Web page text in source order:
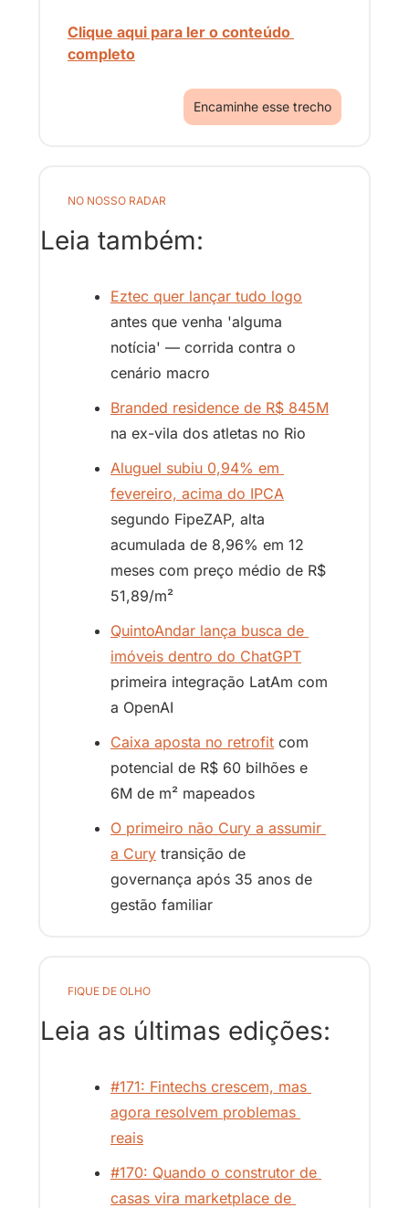
Clique aqui para ler o conteúdo
completo
Encaminhe esse trecho
NO NOSSO RADAR
Leia também:
Eztec quer lançar tudo logo
antes que venha 'alguma
notícia' — corrida contra o
cenário macro
Branded residence de R$ 845M
na ex-vila dos atletas no Rio
Aluguel subiu 0,94% em
fevereiro, acima do IPCA
segundo FipeZAP, alta
acumulada de 8,96% em 12
meses com preço médio de R$
51,89/m²
QuintoAndar lança busca de
imóveis dentro do ChatGPT
primeira integração LatAm com
a OpenAI
Caixa aposta no retrofit com
potencial de R$ 60 bilhões e
6M de m² mapeados
O primeiro não Cury a assumir
a Cury transição de
governança após 35 anos de
gestão familiar
FIQUE DE OLHO
Leia as últimas edições:
#171: Fintechs crescem, mas
agora resolvem problemas
reais
#170: Quando o construtor de
casas vira marketplace de